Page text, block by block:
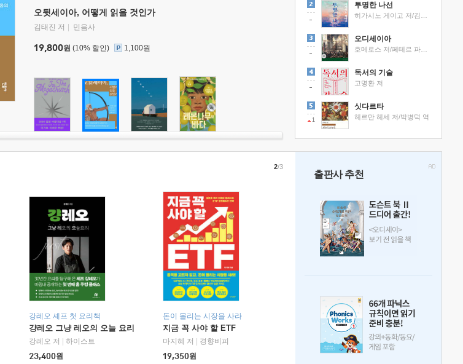
오뒷세이아, 어떻게 읽을 것인가
김태진 저 민음사
19,800원 (10% 할인) 1,100원
투명한 나선
오디세이아
독서의 기술
고명환 저
1
싯다르타
헤르만 헤세 저/박병덕 역
강레오 셰프 첫 요리책
걍레오 그냥 레오의 오늘 요리
강레오 저
하이스트
23,400원
돈이 몰리는 시장을 사라
지금 꼭 사야 할 ETF
마지혜 저
경향비피
19,350원
2/3
출판사 추천